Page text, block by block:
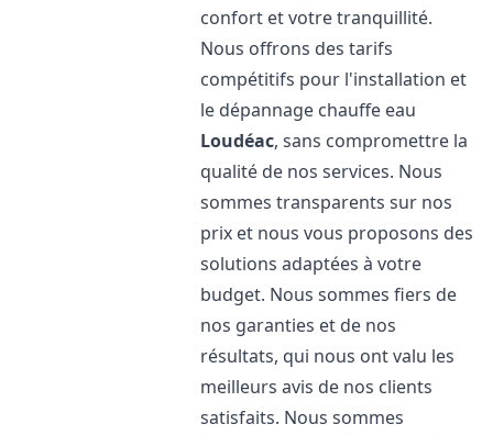
confort et votre tranquillité.
Nous offrons des tarifs
compétitifs pour l'installation et
le dépannage chauffe eau
Loudéac, sans compromettre la
qualité de nos services. Nous
sommes transparents sur nos
prix et nous vous proposons des
solutions adaptées à votre
budget. Nous sommes fiers de
nos garanties et de nos
résultats, qui nous ont valu les
meilleurs avis de nos clients
satisfaits. Nous sommes